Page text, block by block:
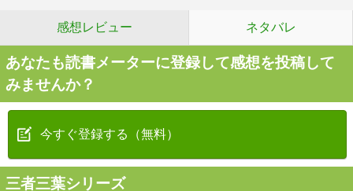
感想レビュー ネタバレ
あなたも読書メーターに登録して感想を投稿して
みませんか？
今すぐ登録する（無料）
三者三葉シリーズ